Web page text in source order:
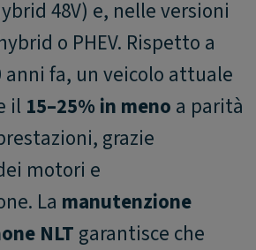
48V) e, nelle versioni
o PHEV. Rispetto a
anni fa, un veicolo attuale
il 15–25% in meno a parità
grazie
motori e
La manutenzione
NLT garantisce che